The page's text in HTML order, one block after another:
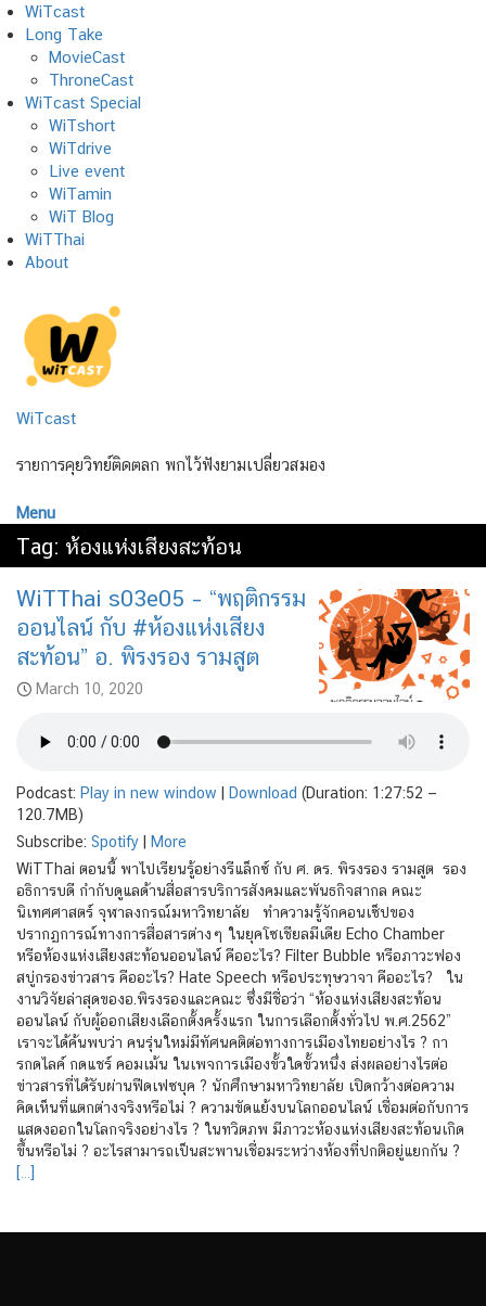
Skip
to
content
WiTcast
Long Take
MovieCast
ThroneCast
WiTcast Special
WiTshort
WiTdrive
Live event
WiTamin
WiT Blog
WiTThai
About
WiTcast
รายการคุยวิทย์ติดตลก พกไว้ฟังยามเปลี่ยวสมอง
Menu
Tag: ห้องแห่งเสียงสะท้อน
WiTThai s03e05 – “พฤติกรรม
ออนไลน์ กับ #ห้องแห่งเสียง
สะท้อน” อ. พิรงรอง รามสูต
March 10, 2020
Podcast: Play in new window Download (Duration: 1:27:52 —
120.7MB)
Subscribe: Spotify
More
WiTThai ตอนนี้ พาไปเรียนรู้อย่างรีแล็กซ์ กับ ศ. ดร. พิรงรอง รามสูต รอง
อธิการบดี กำกับดูแลด้านสื่อสารบริการสังคมและพันธกิจสากล คณะ
นิเทศศาสตร์ จุฬาลงกรณ์มหาวิทยาลัย ทำความรู้จักคอนเซ็ปของ
ปรากฏการณ์ทางการสื่อสารต่างๆ ในยุคโซเชียลมีเดีย Echo Chamber
หรือห้องแห่งเสียงสะท้อนออนไลน์ คืออะไร? Filter Bubble หรือภาวะฟอง
สบู่กรองข่าวสาร คืออะไร? Hate Speech หรือประทุษวาจา คืออะไร? ใน
งานวิจัยล่าสุดของอ.พิรงรองและคณะ ซึ่งมีชื่อว่า “ห้องแห่งเสียงสะท้อน
ออนไลน์ กับผู้ออกเสียงเลือกตั้งครั้งแรก ในการเลือกตั้งทั่วไป พ.ศ.2562”
เราจะได้ค้นพบว่า คนรุ่นใหม่มีทัศนคติต่อทางการเมืองไทยอย่างไร ? กา
รกดไลค์ กดแชร์ คอมเม้น ในเพจการเมืองขั้วใดขั้วหนึ่ง ส่งผลอย่างไรต่อ
ข่าวสารที่ได้รับผ่านฟีดเฟซบุค ? นักศึกษามหาวิทยาลัย เปิดกว้างต่อความ
คิดเห็นที่แตกต่างจริงหรือไม่ ? ความขัดแย้งบนโลกออนไลน์ เชื่อมต่อกับการ
แสดงออกในโลกจริงอย่างไร ? ในทวิตภพ มีภาวะห้องแห่งเสียงสะท้อนเกิด
ขึ้นหรือไม่ ? อะไรสามารถเป็นสะพานเชื่อมระหว่างห้องที่ปกติอยู่แยกกัน ?
[…]